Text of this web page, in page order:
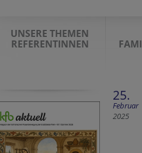
UNSERE THEMEN
REFERENTINNEN
25.
Februar
2025